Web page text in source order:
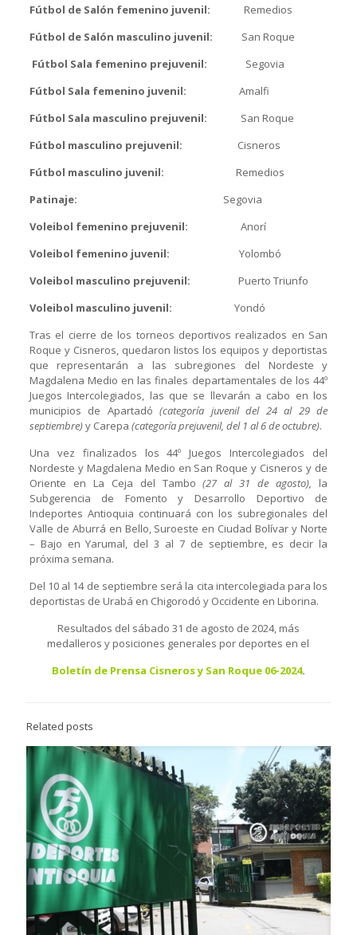
Fútbol de Salón femenino juvenil: Remedios
Fútbol de Salón masculino juvenil: San Roque
Fútbol Sala femenino prejuvenil: Segovia
Fútbol Sala femenino juvenil: Amalfi
Fútbol Sala masculino prejuvenil: San Roque
Fútbol masculino prejuvenil: Cisneros
Fútbol masculino juvenil: Remedios
Patinaje:
Segovia
Voleibol femenino prejuvenil: Anorí
Voleibol femenino juvenil: Yolombó
Voleibol masculino prejuvenil: Puerto Triunfo
Voleibol masculino juvenil: Yondó
Tras el cierre de los torneos deportivos realizados en San
Roque y Cisneros, quedaron listos los equipos y deportistas
que representarán a las subregiones del Nordeste y
Magdalena Medio en las finales departamentales de los 44º
Juegos Intercolegiados, las que se llevarán a cabo en los
municipios de Apartadó(categoría juvenil del 24 al 29 de
septiembre)y Carepa (categoría prejuvenil, del 1 al 6 de octubre).
Una vez finalizados los 44º Juegos Intercolegiados del
Nordeste y Magdalena Medio en San Roque y Cisneros y de
Oriente en La Ceja del Tambo(27 al 31 de agosto), la
Subgerencia de Fomento y Desarrollo Deportivo de
Indeportes Antioquia continuará con los subregionales del
Valle de Aburrá en Bello, Suroeste en Ciudad Bolívar y Norte
– Bajo en Yarumal, del 3 al 7 de septiembre, es decir la
próxima semana.
Del 10 al 14 de septiembre será la cita intercolegiada para los
deportistas de Urabá en Chigorodó y Occidente en Liborina.
Resultados del sábado 31 de agosto de 2024, más
medalleros y posiciones generales por deportes en el
Boletín de Prensa Cisneros y San Roque 06-2024.
Related posts